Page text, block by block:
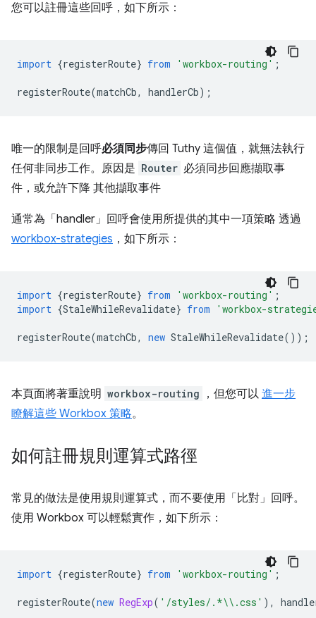
您可以註冊這些回呼，如下所示：
import {registerRoute} from 'workbox-routing' ;
registerRoute(matchCb, handlerCb);
唯一的限制是回呼必須同步傳回 Tuthy 這個值，就無法執行
任何非同步工作。原因是 Router 必須同步回應擷取事
件，或允許下降 其他擷取事件
通常為「handler」回呼會使用所提供的其中一項策略 透過
workbox-strategies ，如下所示：
import {registerRoute} from 'workbox-routing' ;
import {StaleWhileRevalidate} from 'workbox-
registerRoute(matchCb, new StaleWhileRevalidate());
本頁面將著重說明 workbox-routing ，但您可以 進一步
瞭解這些 Workbox 策略。
如何註冊規則運算式路徑
常見的做法是使用規則運算式，而不要使用「比對」回呼。
使用 Workbox 可以輕鬆實作，如下所示：
import {registerRoute} from 'workbox-routing' ;
registerRoute(new RegExp( '/styles/.*\\.css' ),